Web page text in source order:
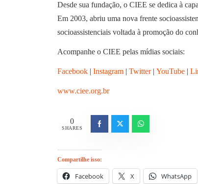
Desde sua fundação, o CIEE se dedica à
Em 2003, abriu uma nova frente
socioassistenciais voltada à promoção do
Acompanhe o CIEE pelas mídias sociais:
Facebook | Instagram | Twitter| YouTube |
www.ciee.org.br
0
SHARES
Compartilhe isso:
Facebook X WhatsApp